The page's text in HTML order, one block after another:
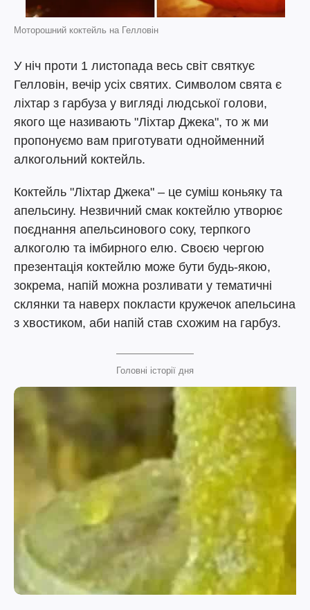
Моторошний коктейль на Гелловін
У ніч проти 1 листопада весь світ святкує
Гелловін, вечір усіх святих. Символом свята є
ліхтар з гарбуза у вигляді людської голови,
якого ще називають "Ліхтар Джека", то ж ми
пропонуємо вам приготувати однойменний
алкогольний коктейль.
Коктейль "Ліхтар Джека" – це суміш коньяку та
апельсину. Незвичний смак коктейлю утворює
поєднання апельсинового соку, терпкого
алкоголю та імбирного елю. Своєю чергою
презентація коктейлю може бути будь-якою,
зокрема, напій можна розливати у тематичні
склянки та наверх покласти кружечок апельсина
з хвостиком, аби напій став схожим на гарбуз.
Головні історії дня